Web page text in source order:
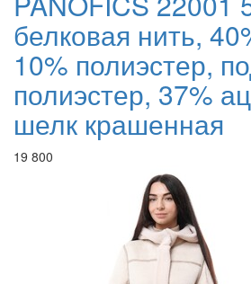
белковая нить,
10% полиэстер,
полиэстер, 37%
шелк крашенная
19 800